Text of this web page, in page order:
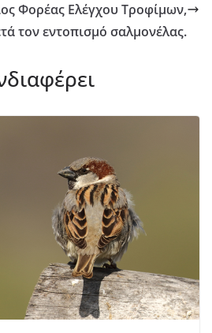
Φορέας Ελέγχου Τροφίμων,
τον εντοπισμό σαλμονέλας.